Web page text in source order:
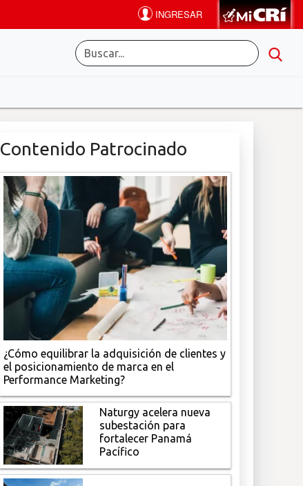
Contenido Patrocinado
¿Cómo equilibrar la adquisición de clientes y
el posicionamiento de marca en el
Performance Marketing?
Naturgy acelera nueva
subestación para
fortalecer Panamá
Pacífico